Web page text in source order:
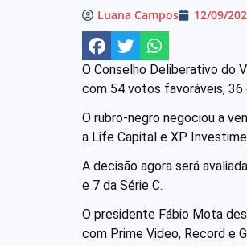
Luana Campos 12/09/
O Conselho Deliberativo do
com 54 votos favoráveis,
O rubro-negro negociou a
a Life Capital e XP
A decisão agora será
e 7 da Série C.
O presidente Fábio Mota
com Prime Video, Record e